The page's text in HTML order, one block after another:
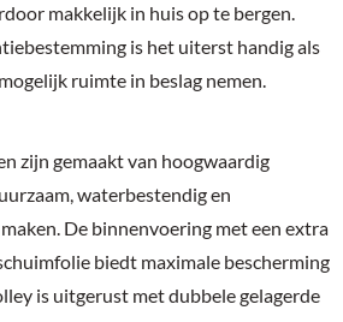
makkelijk in huis op te bergen.
is het uiterst handig als
ruimte in beslag nemen.
zijn gemaakt van hoogwaardig
waterbestendig en
De binnenvoering met een extra
biedt maximale bescherming
is uitgerust met dubbele gelagerde